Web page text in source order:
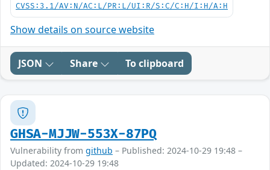
CVSS:3.1/AV:N/AC:L/PR:L/UI:R/S:C/C:H/I:H/A:H
Show details on source website
JSON Share To clipboard
GHSA-MJJW-553X-87PQ
Vulnerability from github – Published: 2024-10-29 19:48 –
Updated: 2024-10-29 19:48